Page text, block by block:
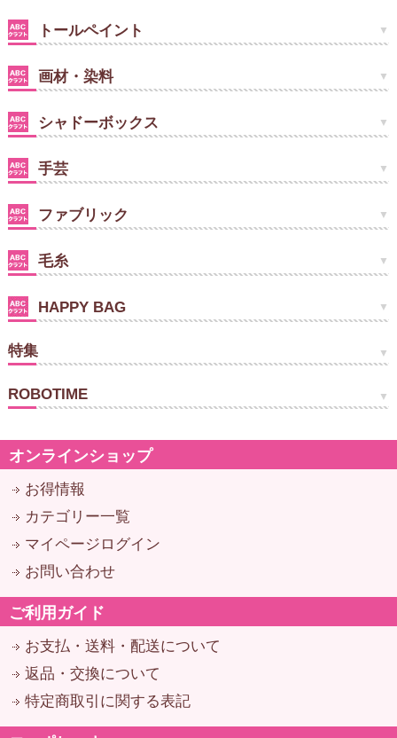
トールペイント
画材・染料
シャドーボックス
手芸
ファブリック
毛糸
HAPPY BAG
特集
ROBOTIME
オンラインショップ
お得情報
カテゴリー一覧
マイページログイン
お問い合わせ
ご利用ガイド
お支払・送料・配送について
返品・交換について
特定商取引に関する表記